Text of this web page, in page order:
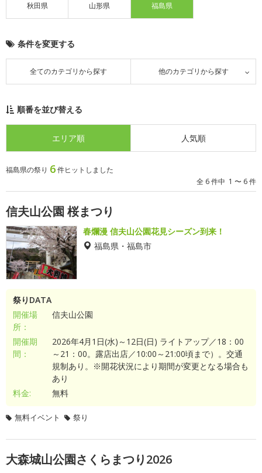
秋田県 山形県 福島県
条件を変更する
全てのカテゴリから探す 他のカテゴリから探す
順番を並び替える
エリア順 人気順
福島県の祭り 6件ヒットしました
全 6 件中 1 〜 6 件
信夫山公園 桜まつり
春爛漫 信夫山公園花見シーズン到来！
福島県・福島市
祭りDATA
開催場
所：
信夫山公園
開催期
間：
2026年4月1日(水)～12日(日) ライトアップ／18：00
～21：00。露店出店／10:00～21:00頃まで）。交通
規制あり。※開花状況により期間が変更となる場合も
あり
料金:
無料
無料イベント 祭り
大森城山公園さくらまつり2026